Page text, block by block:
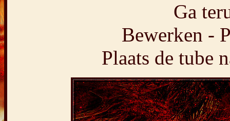
Ga
Bewerken -
Plaats de tube